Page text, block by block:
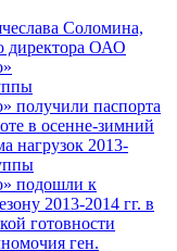
Соломина,
директора ОАО
получили паспорта
в осенне-зимний
нагрузок 2013-
подошли к
2013-2014 гг. в
готовности
ген.